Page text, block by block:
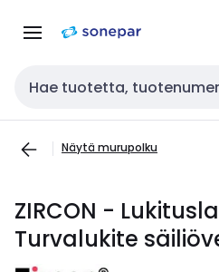
navigointiinsisältöön
Haku
Näytä murupolku
ZIRCON -
Turvalukite